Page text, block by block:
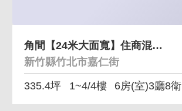
角間【24米大面寬】住商混合~近百坪臨路電梯透天
新竹縣竹北市嘉仁街
335.4坪 1~4/4樓 6房(室)3廳8衛